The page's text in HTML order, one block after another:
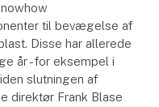
til bevægelse af
Disse har allerede
år - for eksempel i
slutningen af
direktør Frank Blase